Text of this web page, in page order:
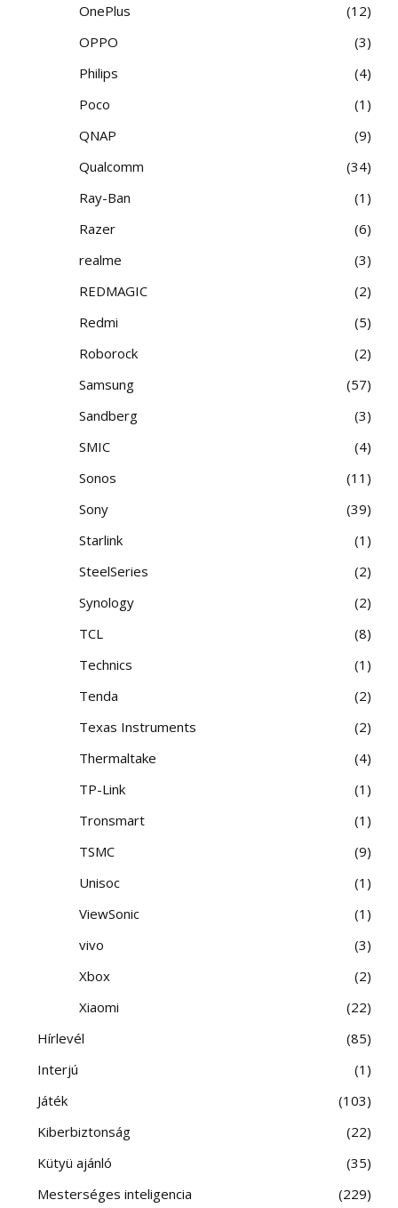
OnePlus
12
OPPO
3
Philips
4
Poco
1
QNAP
9
Qualcomm
34
Ray-Ban
1
Razer
6
realme
3
REDMAGIC
2
Redmi
5
Roborock
2
Samsung
57
Sandberg
3
SMIC
4
Sonos
11
Sony
39
Starlink
1
SteelSeries
2
Synology
2
TCL
8
Technics
1
Tenda
2
Texas Instruments
2
Thermaltake
4
TP-Link
1
Tronsmart
1
TSMC
9
Unisoc
1
ViewSonic
1
vivo
3
Xbox
2
Xiaomi
22
Hírlevél
85
Interjú
1
Játék
103
Kiberbiztonság
22
Kütyü ajánló
35
Mesterséges inteligencia
229